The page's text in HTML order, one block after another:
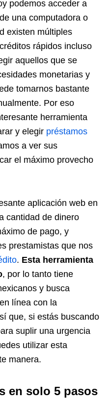
podemos acceder a
una computadora o
existen múltiples
rápidos incluso
aquellos que se
monetarias y
tomarnos bastante
Por eso
herramienta
y elegir préstamos
a ver sus
el máximo provecho
aplicación web en
cantidad de dinero
de pago, y
prestamistas que nos
. Esta herramienta
, por lo tanto tiene
y busca
línea con la
que, si estás buscando
suplir una urgencia
utilizar esta
manera.
en solo 5 pasos